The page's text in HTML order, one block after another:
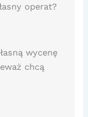
operat?
wycenę
chcą